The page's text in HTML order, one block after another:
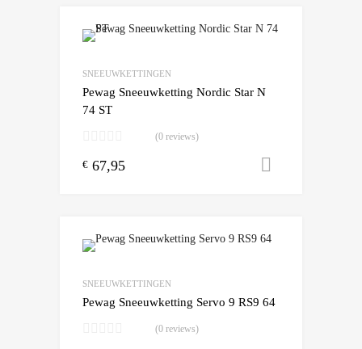
SNEEUWKETTINGEN
Pewag Sneeuwketting Nordic Star N
74 ST
(0 reviews)
€ 67,95
SNEEUWKETTINGEN
Pewag Sneeuwketting Servo 9 RS9 64
(0 reviews)